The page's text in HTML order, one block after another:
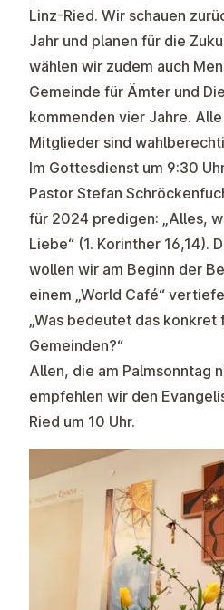
Linz-Ried. Wir schauen
Jahr und planen für die
wählen wir zudem auch
Gemeinde für Ämter und
kommenden vier Jahre.
Mitglieder sind
Im Gottesdienst um 9:30
Pastor Stefan
für 2024 predigen: „Alles,
Liebe“ (1. Korinther 16,14).
wollen wir am Beginn der
einem „World Café“
„Was bedeutet das konkret
Gemeinden?“
Allen, die am Palmsonntag
empfehlen wir den
Ried um 10 Uhr.